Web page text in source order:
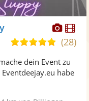
Fotos
5,0
5
(28)
dein Event zu
habe